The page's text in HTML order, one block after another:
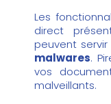
Les
direct
peuvent servir
malwares.
vos
malveillants.